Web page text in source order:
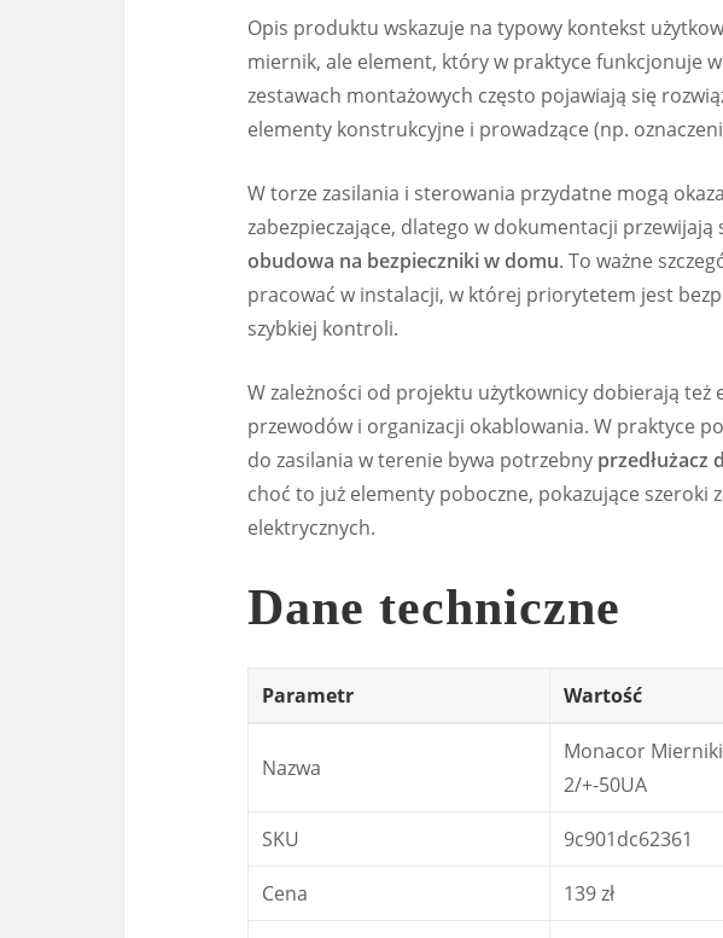
Opis produktu wskazuje na typowy kontekst
miernik, ale element, który w praktyce funkcjonuje
zestawach montażowych często pojawiają się
elementy konstrukcyjne i prowadzące (np.
W torze zasilania i sterowania przydatne mogą
zabezpieczające, dlatego w dokumentacji przewijają
obudowa na bezpieczniki w domu. To ważne
pracować w instalacji, w której priorytetem jest
szybkiej kontroli.
W zależności od projektu użytkownicy dobierają też
przewodów i organizacji okablowania. W praktyce
do zasilania w terenie bywa potrzebny przedłużacz
choć to już elementy poboczne, pokazujące szeroki
elektrycznych.
Dane techniczne
Parametr Wartość
Nazwa
Monacor
2/+-50UA
SKU 9c901dc62361
Cena 139 zł